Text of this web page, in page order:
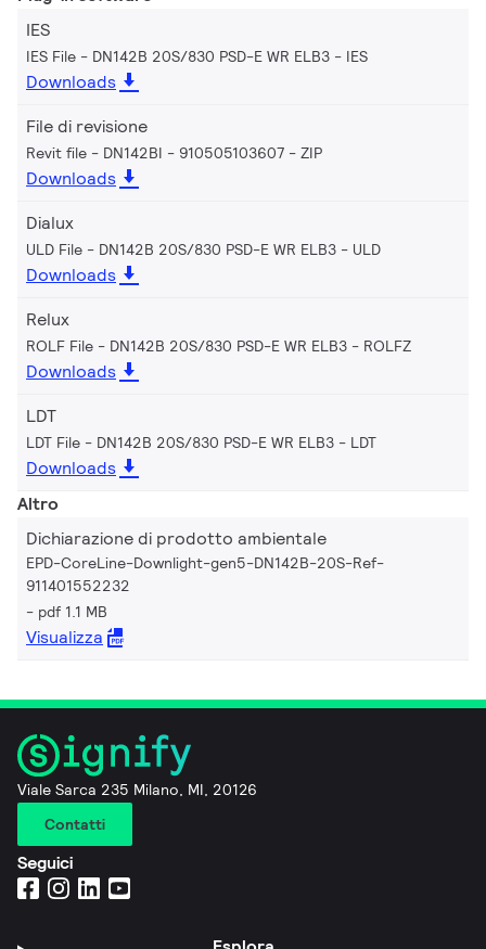
IES
IES File - DN142B 20S/830 PSD-E WR ELB3 IES
Downloads
File di revisione
Revit file - DN142BI - 910505103607 ZIP
Downloads
Dialux
ULD File - DN142B 20S/830 PSD-E WR ELB3 ULD
Downloads
Relux
ROLF File - DN142B 20S/830 PSD-E WR ELB3 ROLFZ
Downloads
LDT
LDT File - DN142B 20S/830 PSD-E WR ELB3 LDT
Downloads
Altro
Dichiarazione di prodotto ambientale
EPD-CoreLine-Downlight-gen5-DN142B-20S-Ref-
911401552232
pdf 1.1 MB
Visualizza
Viale Sarca 235 Milano, MI, 20126
Contatti
Seguici